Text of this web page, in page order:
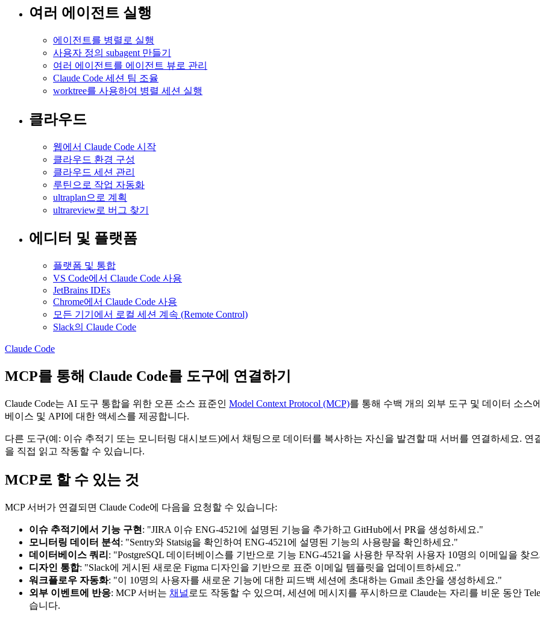
여러 에이전트 실행
에이전트를 병렬로 실행
사용자 정의 subagent 만들기
여러 에이전트를 에이전트 뷰로 관리
Claude Code 세션 팀 조율
worktree를 사용하여 병렬 세션 실행
클라우드
웹에서 Claude Code 시작
클라우드 환경 구성
클라우드 세션 관리
루틴으로 작업 자동화
ultraplan으로 계획
ultrareview로 버그 찾기
에디터 및 플랫폼
플랫폼 및 통합
VS Code에서 Claude Code 사용
JetBrains IDEs
Chrome에서 Claude Code 사용
모든 기기에서 로컬 세션 계속 (Remote Control)
Slack의 Claude Code
Claude Code
MCP를 통해 Claude Code를 도구에 연결하기
Claude Code는 AI 도구 통합을 위한 오픈 소스 표준인 Model Context Protocol (MCP)를 통해 수백 개의 외부 도구 및 데이터 소스
베이스 및 API에 대한 액세스를 제공합니다.
다른 도구(예: 이슈 추적기 또는 모니터링 대시보드)에서 채팅으로 데이터를 복사하는 자신을 발견할 때 서버를 연결하세요.
을 직접 읽고 작동할 수 있습니다.
MCP로 할 수 있는 것
MCP 서버가 연결되면 Claude Code에 다음을 요청할 수 있습니다:
이슈 추적기에서 기능 구현 : "JIRA 이슈 ENG-4521에 설명된 기능을 추가하고 GitHub에서 PR을 생성하세요."
모니터링 데이터 분석 : "Sentry와 Statsig을 확인하여 ENG-4521에 설명된 기능의 사용량을 확인하세요."
데이터베이스 쿼리 : "PostgreSQL 데이터베이스를 기반으로 기능 ENG-4521을 사용한 무작위 사용자 10명의 이메일을 찾
디자인 통합: "Slack에 게시된 새로운 Figma 디자인을 기반으로 표준 이메일 템플릿을 업데이트하세요."
워크플로우 자동화: "이 10명의 사용자를 새로운 기능에 대한 피드백 세션에 초대하는 Gmail 초안을 생성하세요."
외부 이벤트에 반응: MCP 서버는 채널 로도 작동할 수 있으며, 세션에 메시지를 푸시하므로 Claude는 자리를 비운 동안
습니다.